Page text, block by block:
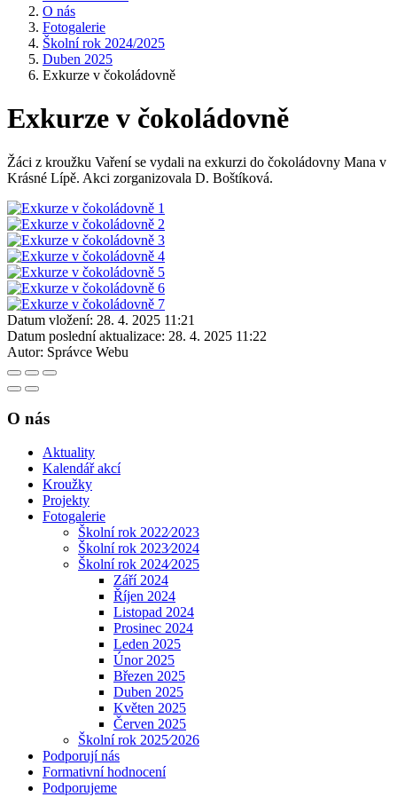
O nás
Fotogalerie
Školní rok 2024/2025
Duben 2025
Exkurze v čokoládovně
Exkurze v čokoládovně
Žáci z kroužku Vaření se vydali na exkurzi do čokoládovny Mana v
Krásné Lípě. Akci zorganizovala D. Boštíková.
Datum vložení: 28. 4. 2025 11:21
Datum poslední aktualizace: 28. 4. 2025 11:22
Autor: Správce Webu
O nás
Aktuality
Kalendář akcí
Kroužky
Projekty
Fotogalerie
Školní rok 2022⁄2023
Školní rok 2023⁄2024
Školní rok 2024⁄2025
Září 2024
Říjen 2024
Listopad 2024
Prosinec 2024
Leden 2025
Únor 2025
Březen 2025
Duben 2025
Květen 2025
Červen 2025
Školní rok 2025⁄2026
Podporují nás
Formativní hodnocení
Podporujeme